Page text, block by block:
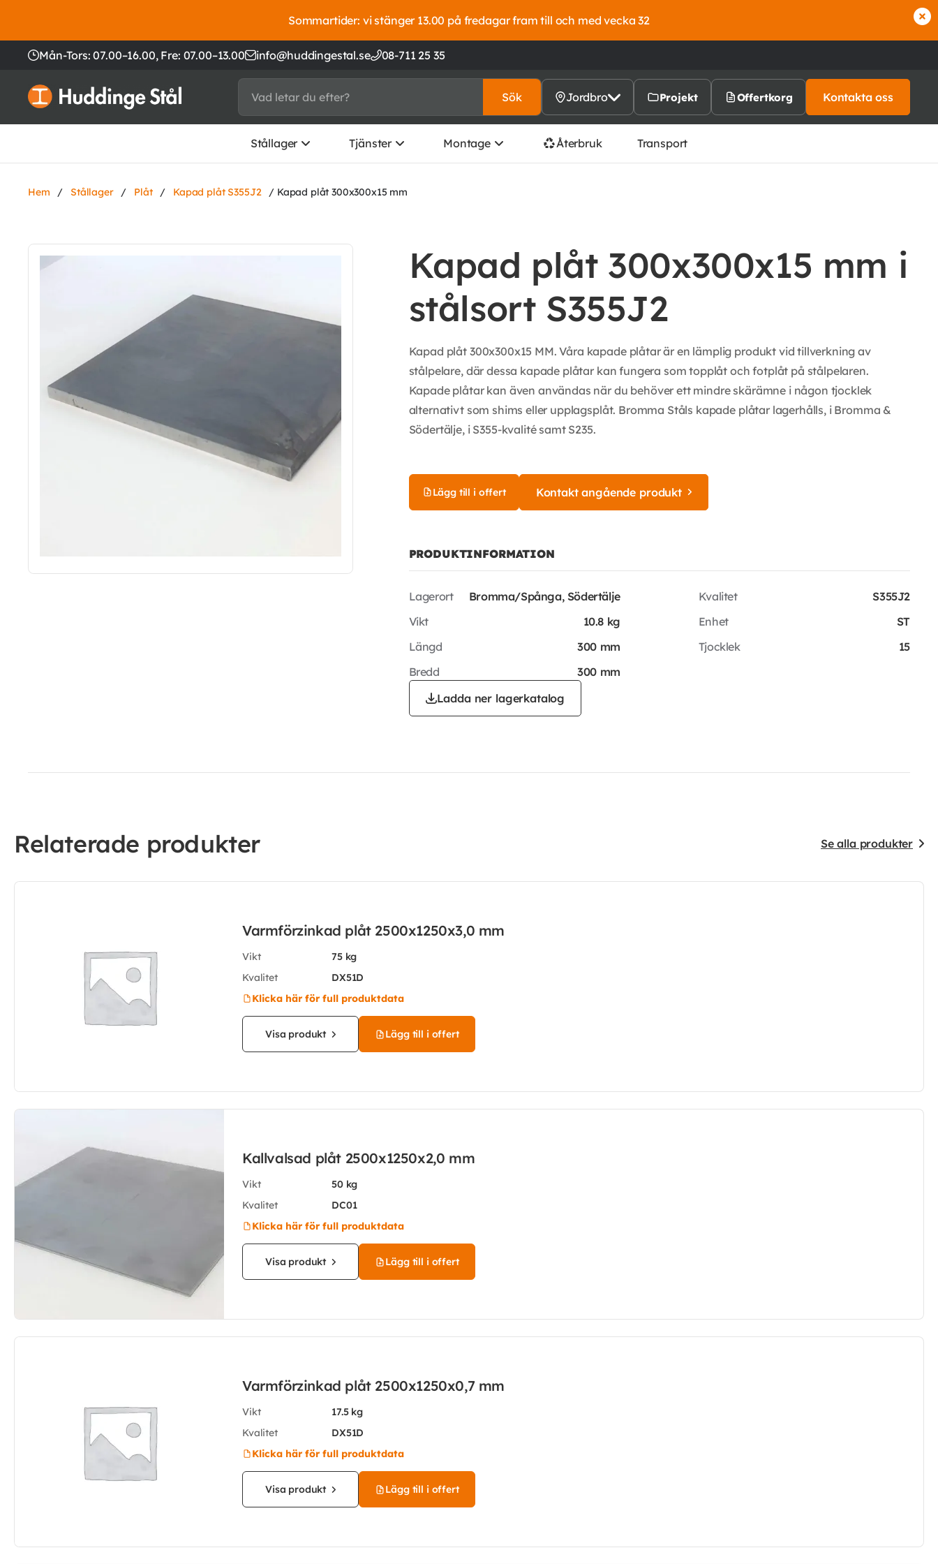
Sommartider: vi stänger 13.00 på fredagar fram till och med vecka 32
Mån-Tors: 07.00–16.00, Fre: 07.00–13.00 info@huddingestal.se 08-711 25 35
Sök Jordbro Projekt Offertkorg Kontakta oss
Stållager Tjänster Montage Återbruk Transport
Hem / Stållager / Plåt / Kapad plåt S355J2 / Kapad plåt 300x300x15 mm
Kapad plåt 300x300x15 mm i
stålsort S355J2
Kapad plåt 300x300x15 MM. Våra kapade plåtar är en lämplig produkt vid tillverkning av
stålpelare, där dessa kapade plåtar kan fungera som topplåt och fotplåt på stålpelaren.
Kapade plåtar kan även användas när du behöver ett mindre skärämne i någon tjocklek
alternativt som shims eller upplagsplåt. Bromma Ståls kapade plåtar lagerhålls, i Bromma &
Södertälje, i S355-kvalité samt S235.
Lägg till i offert Kontakt angående produkt
PRODUKTINFORMATION
Lagerort
Bromma/Spånga, Södertälje
Vikt
10.8 kg
Längd
300 mm
Bredd
300 mm
Kvalitet
S355J2
Enhet
ST
Tjocklek
15
Ladda ner lagerkatalog
Relaterade produkter Se alla produkter
Varmförzinkad plåt 2500x1250x3,0 mm
Vikt
75 kg
Kvalitet
DX51D
Klicka här för full produktdata
Visa produkt Lägg till i offert
Kallvalsad plåt 2500x1250x2,0 mm
Vikt
50 kg
Kvalitet
DC01
Klicka här för full produktdata
Visa produkt Lägg till i offert
Varmförzinkad plåt 2500x1250x0,7 mm
Vikt
17.5 kg
Kvalitet
DX51D
Klicka här för full produktdata
Visa produkt Lägg till i offert